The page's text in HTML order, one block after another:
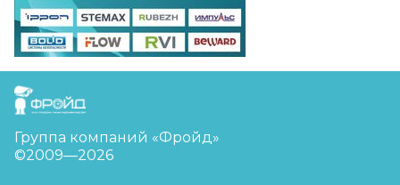
FreudGroup
Группа компаний «Фройд»
©2009—2026